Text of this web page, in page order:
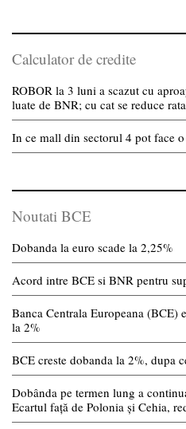
Calculator de credite
ROBOR la 3 luni a scazut cu
luate de BNR; cu cat se reduce
In ce mall din sectorul 4 pot face
Noutati BCE
Dobanda la euro scade la 2,25%
Acord intre BCE si BNR pentru
Banca Centrala Europeana (BCE)
la 2%
BCE creste dobanda la 2%, dupa
Dobânda pe termen lung a
Ecartul față de Polonia și Cehia,